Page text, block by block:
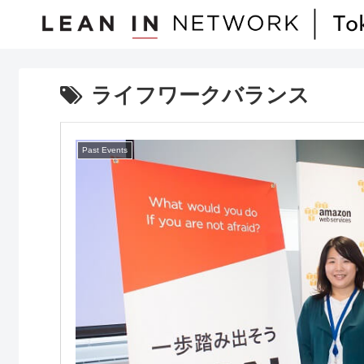
ライフワークバランス
Past Events